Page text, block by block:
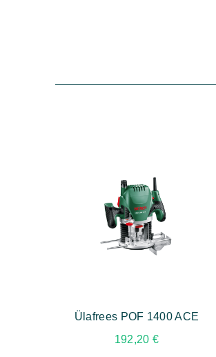
Ülafrees POF 1400 ACE
192,20 €